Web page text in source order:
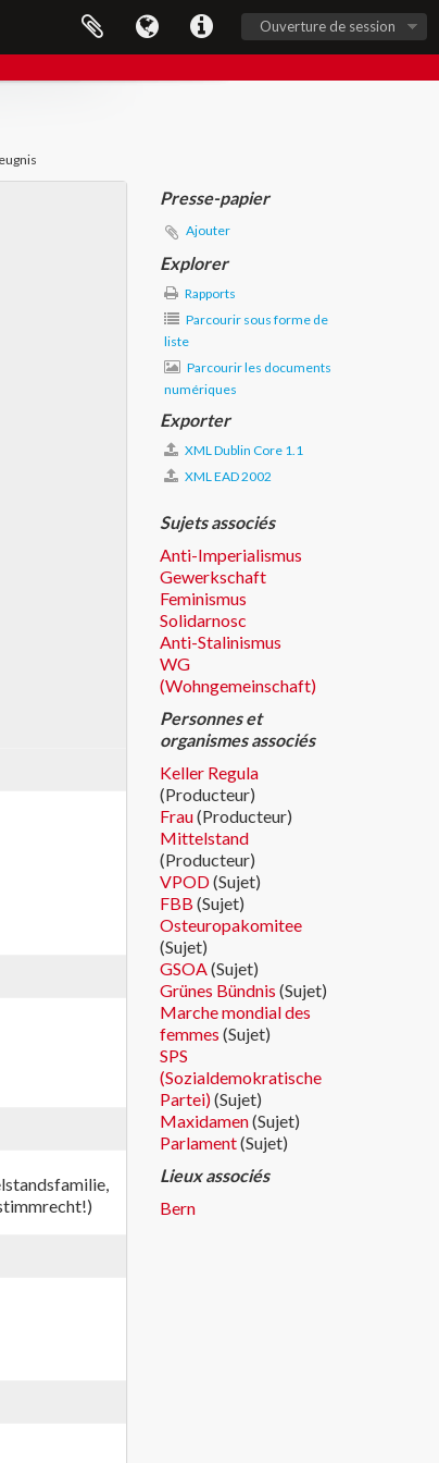
Ouverture de session
Presse-papier
Ajouter
Explorer
Rapports
Parcourir sous forme de
liste
Parcourir les documents
numériques
Exporter
XML Dublin Core 1.1
XML EAD 2002
Sujets associés
Anti-Imperialismus
Gewerkschaft
Feminismus
Solidarnosc
Anti-Stalinismus
WG
(Wohngemeinschaft)
Personnes et
organismes associés
Keller Regula
(Producteur)
Frau(Producteur)
Mittelstand
(Producteur)
VPOD(Sujet)
FBB (Sujet)
Osteuropakomitee
(Sujet)
GSOA(Sujet)
Grünes Bündnis (Sujet)
Marche mondial des
femmes (Sujet)
SPS
(Sozialdemokratische
Partei)(Sujet)
Maxidamen(Sujet)
Parlament(Sujet)
Lieux associés
Bern